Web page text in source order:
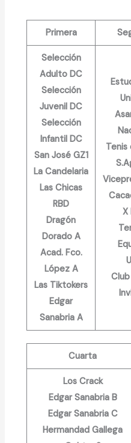
Primera
Selección
Adulto DC
Selección
Juvenil DC
Selección
Infantil DC
San José GZ1
La Candelaria
Las Chicas
RBD
Dragón
Dorado A
Acad. Fco.
López A
Las Tiktokers
Edgar
Sanabria A
Tenis
X
Cuarta
Los Crack
Edgar Sanabria B
Edgar Sanabria C
Hermandad Gallega